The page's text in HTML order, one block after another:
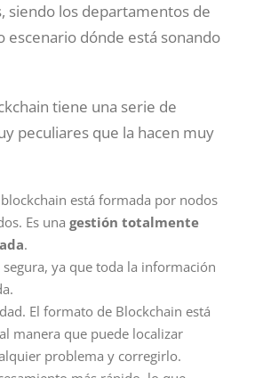
siendo los departamentos de
escenario dónde está sonando
tiene una serie de
peculiares que la hacen muy
está formada por nodos
Es una gestión totalmente
.
segura, ya que toda la información
El formato de Blockchain está
manera que puede localizar
problema y corregirlo.